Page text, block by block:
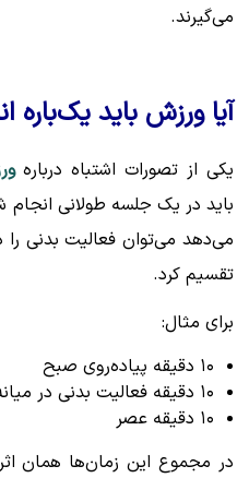
می‌گیرند.
آیا ورزش باید یک‌باره
یکی از تصورات اشتباه درباره
باید در یک جلسه طولانی
می‌دهد می‌توان فعالیت بدنی
تقسیم کرد.
برای مثال:
۱۰ دقیقه پیاده‌روی صبح
۱۰ دقیقه فعالیت بدنی در میانه روز
۱۰ دقیقه عصر
در مجموع این زمان‌ها همان